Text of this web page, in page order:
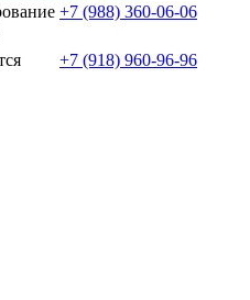
+7 (988) 360-06-06
+7 (918) 960-96-96